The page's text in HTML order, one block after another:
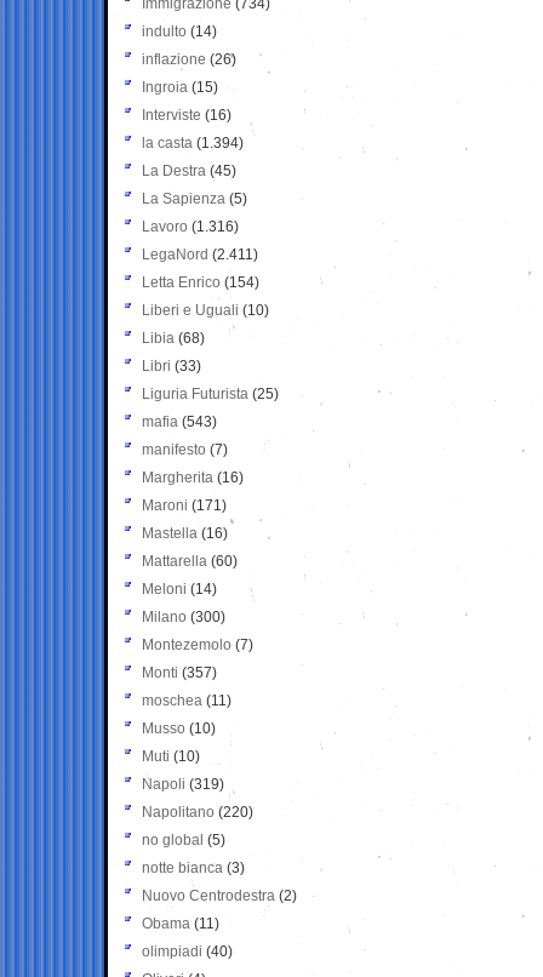
Immigrazione (734)
indulto (14)
inflazione (26)
Ingroia (15)
Interviste (16)
la casta (1.394)
La Destra (45)
La Sapienza (5)
Lavoro (1.316)
LegaNord (2.411)
Letta Enrico (154)
Liberi e Uguali (10)
Libia (68)
Libri (33)
Liguria Futurista (25)
mafia (543)
manifesto (7)
Margherita (16)
Maroni (171)
Mastella (16)
Mattarella (60)
Meloni (14)
Milano (300)
Montezemolo (7)
Monti (357)
moschea (11)
Musso (10)
Muti (10)
Napoli (319)
Napolitano (220)
no global (5)
notte bianca (3)
Nuovo Centrodestra (2)
Obama (11)
olimpiadi (40)